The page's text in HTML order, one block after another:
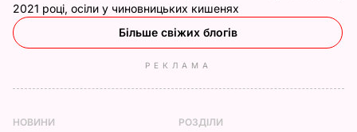
2021 році, осіли у чиновницьких кишенях
Більше свіжих блогів
РЕКЛАМА
НОВИНИ РОЗДІЛИ